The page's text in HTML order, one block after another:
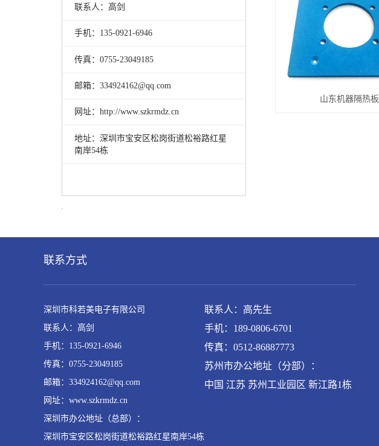
联系人：高剑
手机：135-0921-6946
传真：0755-23049185
邮箱：334924162@qq.com
网址：http://www.szkrmdz.cn
地址： 深圳市宝安区松岗街道松裕路红星
南岸54栋
山东机器隔热板
联系方式
深圳市科若美电子有限公司
联系人：高剑
手机：135-0921-6946
传真：0755-23049185
邮箱：334924162@qq.com
网址：www.szkrmdz.cn
深圳市办公地址（总部）：
深圳市宝安区松岗街道松裕路红星南岸54栋
联系人：高先生
手机：189-0806-6701
传真：0512-86887773
苏州市办公地址（分部）：
中国 江苏 苏州工业园区 新江路1栋